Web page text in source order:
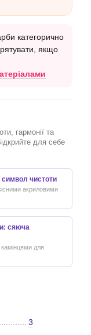
категорично
якщо
гармонії та
для себе
чистоти
акриловими
сяюча
для
3